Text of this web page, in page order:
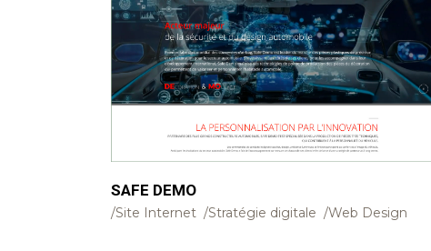
SAFE DEMO
Site Internet Stratégie digitale Web Design